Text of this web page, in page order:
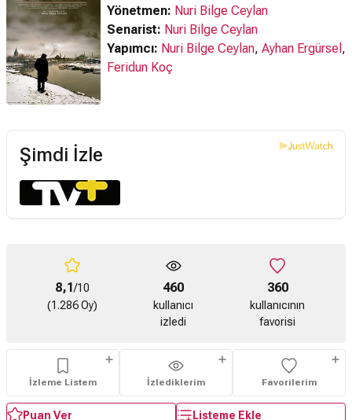
Yönetmen: Nuri Bilge Ceylan
Senarist: Nuri Bilge Ceylan
Yapımcı: Nuri Bilge Ceylan, Ayhan Ergürsel ,
Feridun Koç
Şimdi İzle
8,1/10
(1.286 Oy)
460
kullanıcı
izledi
360
kullanıcının
favorisi
İzleme Listem İzlediklerim Favorilerim
Puan Ver Listeme Ekle